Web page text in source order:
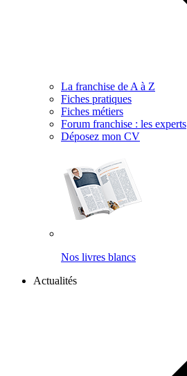
La franchise de A à Z
Fiches pratiques
Fiches métiers
Forum franchise : les experts
Déposez mon CV
Nos livres blancs
Actualités